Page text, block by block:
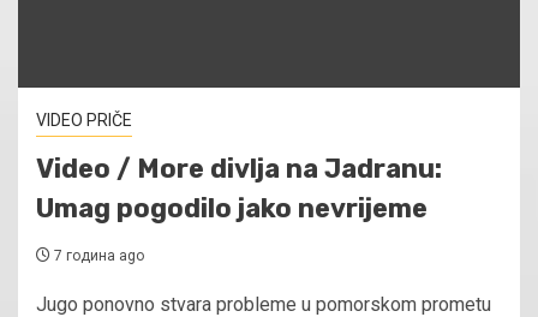
VIDEO PRIČE
Video / More divlja na Jadranu:
Umag pogodilo jako nevrijeme
7 година ago
Jugo ponovno stvara probleme u pomorskom prometu